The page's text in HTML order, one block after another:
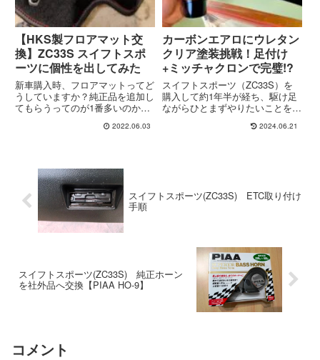
【HKS製フロアマット交
換】ZC33S スイフトスポ
ーツに個性を出してみた
新車購入時、フロアマットってど
うしていますか？純正品を追加し
てもらうってのが1番多いのか
純正は高いから…と納車前に社外
2022.06.03
カーボンエアロにウレタン
クリア塗装挑戦！足付け
+ミッチャクロンで完璧!?
スイフトスポーツ（ZC33S）を
購入して約1年半が経ち、駆け足
ながらひとまずやりたいことを概
気味の毎日でしたが、やっぱり何
2024.06.21
スイフトスポーツ(ZC33S) ETC取り付け
手順
スイフトスポーツ(ZC33S) 純正ホーン
を社外品へ交換【PIAA HO-9】
コメント